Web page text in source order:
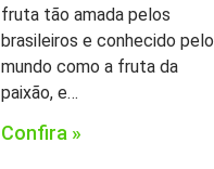
fruta tão amada pelos
brasileiros e conhecido pelo
mundo como a fruta da
paixão, e…
Confira »